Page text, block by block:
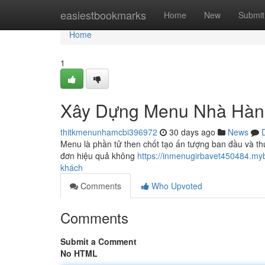
easiestbookmarks Home New Submit
Home
Home
1
Xây Dựng Menu Nhà
thitkmenunhamcbi396972 30 days ago News
Menu là phần tử then chốt tạo ấn tượng ban đầu và
đơn hiệu quả không https://
khách
Comments
Who Upvoted
Comments
Submit a Comment
No HTML